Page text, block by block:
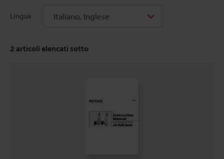
Lingua Italiano, Inglese
2 articoli elencati sotto